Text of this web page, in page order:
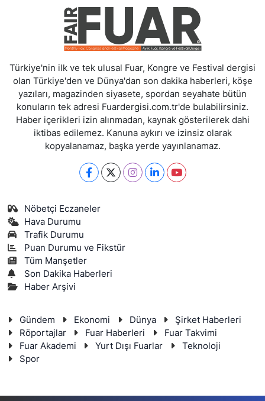
Türkiye'nin ilk ve tek ulusal Fuar, Kongre ve Festival dergisi
olan Türkiye'den ve Dünya'dan son dakika haberleri, köşe
yazıları, magazinden siyasete, spordan seyahate bütün
konuların tek adresi Fuardergisi.com.tr'de bulabilirsiniz.
Haber içerikleri izin alınmadan, kaynak gösterilerek dahi
iktibas edilemez. Kanuna aykırı ve izinsiz olarak
kopyalanamaz, başka yerde yayınlanamaz.
Nöbetçi Eczaneler
Hava Durumu
Trafik Durumu
Puan Durumu ve Fikstür
Tüm Manşetler
Son Dakika Haberleri
Haber Arşivi
Gündem Ekonomi Dünya
Şirket Haberleri
Röportajlar
Fuar Haberleri
Fuar Takvimi
Fuar Akademi
Yurt Dışı Fuarlar
Teknoloji
Spor